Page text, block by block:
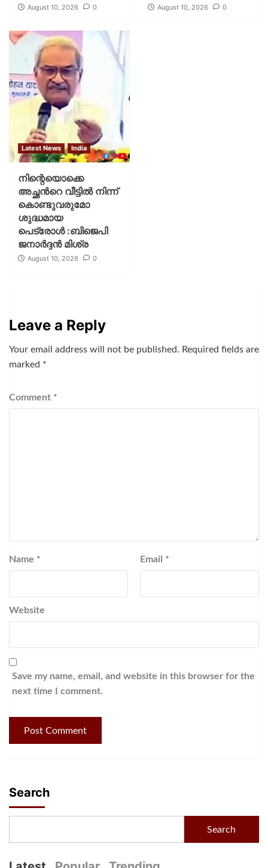
August 10, 2026 0 August 10, 2026 0
Latest News India
നിന്റെയൊക്കെ
അച്ഛൻറെ വീട്ടിൽ നിന്ന്
കൊണ്ടുവരുമോ
ശുദ്ധമായ
പെട്രോൾ :ബിജെപി
ജനാർദ്ദൻ മിശ്ര
August 10, 2026 0
Leave a Reply
Your email address will not be published. Required fields are
marked *
Comment *
Name * Email *
Website
Save my name, email, and website in this browser for the
next time I comment.
Search
Search